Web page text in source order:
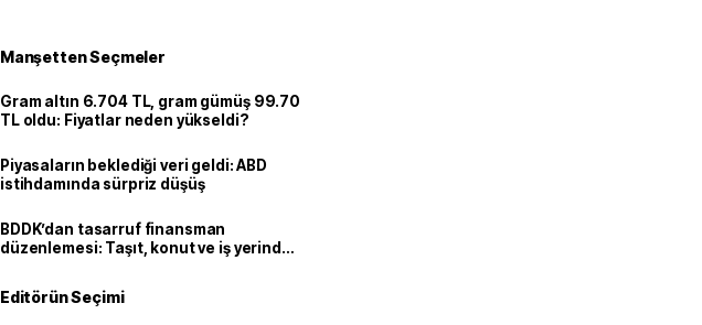
Manşetten Seçmeler
Gram altın 6.704 TL, gram gümüş 99.70
TL oldu: Fiyatlar neden yükseldi?
Piyasaların beklediği veri geldi: ABD
istihdamında sürpriz düşüş
BDDK’dan tasarruf finansman
düzenlemesi: Taşıt, konut ve iş yerinde
Editörün Seçimi